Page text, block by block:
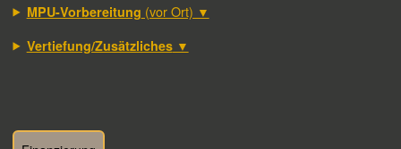
MPU-Vorbereitung (vor Ort) ▼
Vertiefung/Zusätzliches▼